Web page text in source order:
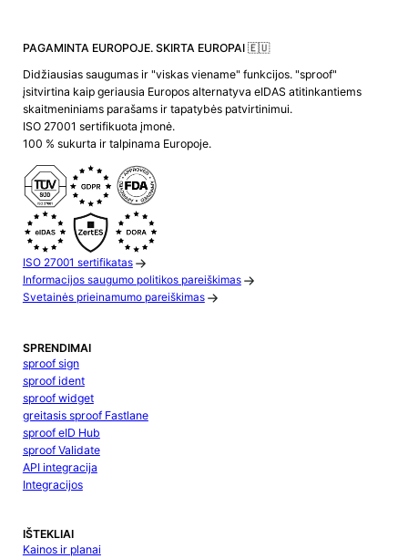
PAGAMINTA EUROPOJE. SKIRTA EUROPAI 🇪🇺
Didžiausias saugumas ir "viskas viename" funkcijos. "sproof"
įsitvirtina kaip geriausia Europos alternatyva eIDAS atitinkantiems
skaitmeniniams parašams ir tapatybės patvirtinimui.
ISO 27001 sertifikuota įmonė.
100 % sukurta ir talpinama Europoje.
ISO 27001 sertifikatas
Informacijos saugumo politikos pareiškimas
Svetainės prieinamumo pareiškimas
SPRENDIMAI
sproof sign
sproof ident
sproof widget
greitasis sproof Fastlane
sproof eID Hub
sproof Validate
API integracija
Integracijos
IŠTEKLIAI
Kainos ir planai